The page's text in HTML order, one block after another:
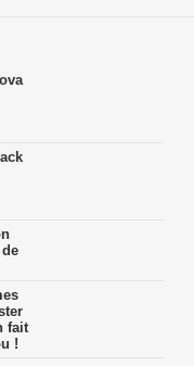
fait
!